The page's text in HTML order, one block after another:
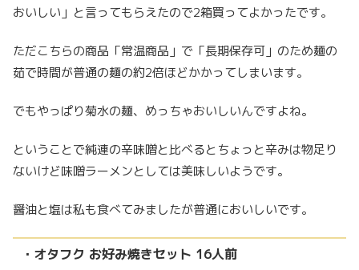
おいしい」と言ってもらえたので2箱買ってよかったです。
ただこちらの商品「常温商品」で「長期保存可」のため麺の
茹で時間が普通の麺の約2倍ほどかかってしまいます。
でもやっぱり菊水の麺、めっちゃおいしいんですよね。
ということで純連の辛味噌と比べるとちょっと辛みは物足り
ないけど味噌ラーメンとしては美味しいようです。
醤油と塩は私も食べてみましたが普通においしいです。
・オタフク お好み焼きセット 16人前